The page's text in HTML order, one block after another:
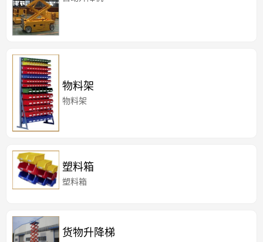
物料架
物料架
塑料箱
塑料箱
货物升降梯